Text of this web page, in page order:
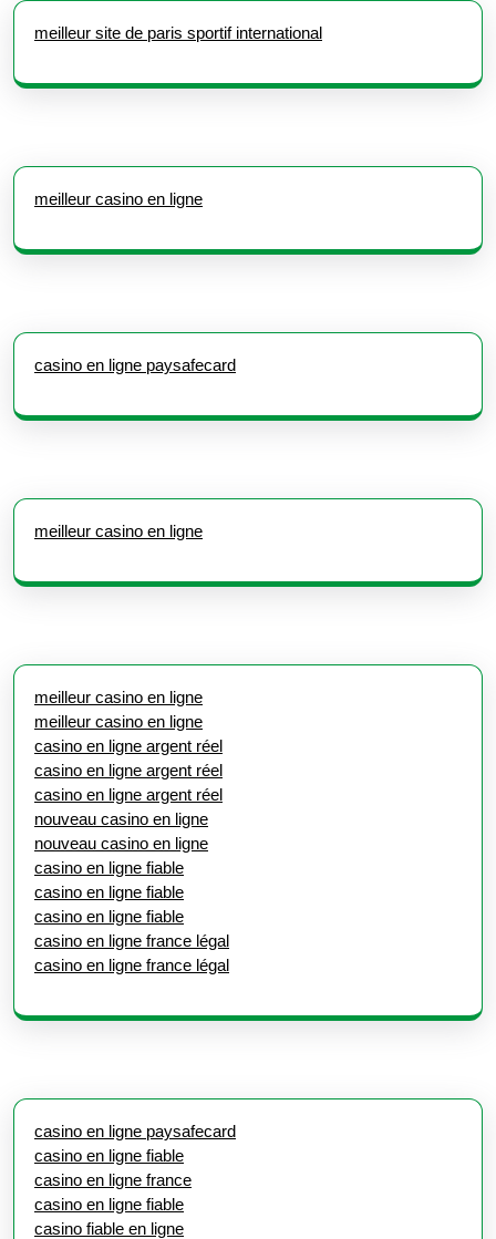
meilleur site de paris sportif international
meilleur casino en ligne
casino en ligne paysafecard
meilleur casino en ligne
meilleur casino en ligne
meilleur casino en ligne
casino en ligne argent réel
casino en ligne argent réel
casino en ligne argent réel
nouveau casino en ligne
nouveau casino en ligne
casino en ligne fiable
casino en ligne fiable
casino en ligne fiable
casino en ligne france légal
casino en ligne france légal
casino en ligne paysafecard
casino en ligne fiable
casino en ligne france
casino en ligne fiable
casino fiable en ligne